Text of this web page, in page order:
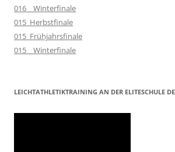
016__Winterfinale
015_Herbstfinale
015_Frühjahrsfinale
015__Winterfinale
LEICHTATHLETIKTRAINING AN DER ELITESCHULE